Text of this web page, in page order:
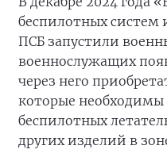
беспилотных систем
ПСБ запустили
военнослужащих
через него
которые необходимы
беспилотных
других изделий в